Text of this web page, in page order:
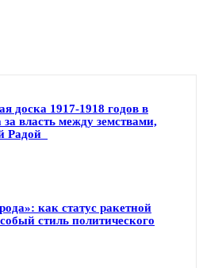
доска 1917-1918 годов в
власть между земствами,
Радой
как статус ракетной
стиль политического